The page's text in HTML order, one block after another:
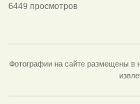
6449 просмотров
Фотографии на сайте размещены в